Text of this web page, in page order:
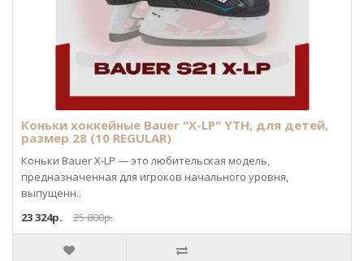
Коньки хоккейные Bauer "X-LP" YTH, для детей,
размер 28 (10 REGULAR)
Коньки Bauer X-LP — это любительская модель,
предназначенная для игроков начального уровня,
выпущенн..
23 324р.
25 800р.